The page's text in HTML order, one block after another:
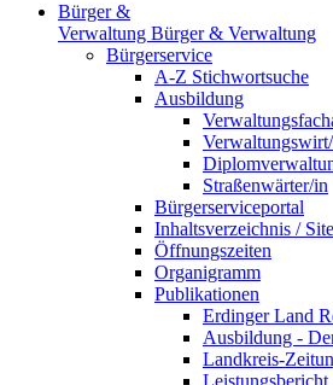
Bürger &
Verwaltung Bürger & Verwaltung
Bürgerservice
A-Z Stichwortsuche
Ausbildung
Straßenwärter/in
Bürgerserviceportal
Inhaltsverzeichnis /
Öffnungszeiten
Organigramm
Publikationen
Erdinger Land
Ausbildung -
Landkreis-
Leistungsbericht